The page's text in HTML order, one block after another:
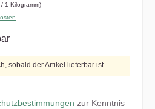
1 Kilogramm)
sobald der Artikel lieferbar ist.
zur Kenntnis